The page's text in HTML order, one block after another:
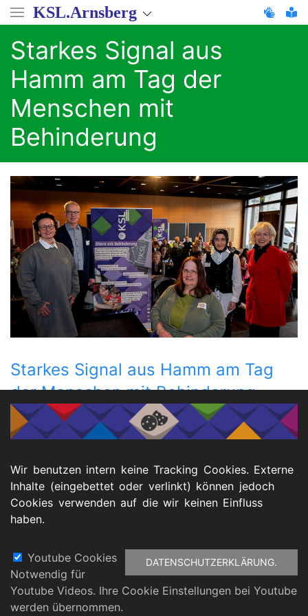
Direkt
zum
Inhalt
KSL.Arnsberg
Starkes Signal aus
Hamm am Tag der
Menschen mit
Behinderung
Starkes Signal aus Hamm am Tag
der Menschen mit Behinderung
Pressemitteilung
Starkes Signal aus Hamm am Tag der Menschen mit
Behinderung
Eltern mit Behinderung wünschen sich eine
FußbereichBarrierefreiheitserklärung
Wir benutzen intern keine Tracking Cookies. Externe
Inhalte (eingebettet oder verlinkt) können jedoch
Cookies verwenden auf die wir keinen Einfluss
haben.
DATENSCHUTZERKLÄRUNG.
Youtube Cookies
Notwendig für
Youtube Videos. Ihre Cookie Einstellungen bei Youtube
werden übernommen.